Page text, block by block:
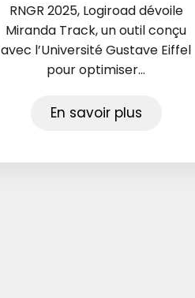
RNGR 2025, Logiroad dévoile
Miranda Track, un outil conçu
avec l’Université Gustave Eiffel
pour optimiser...
En savoir plus